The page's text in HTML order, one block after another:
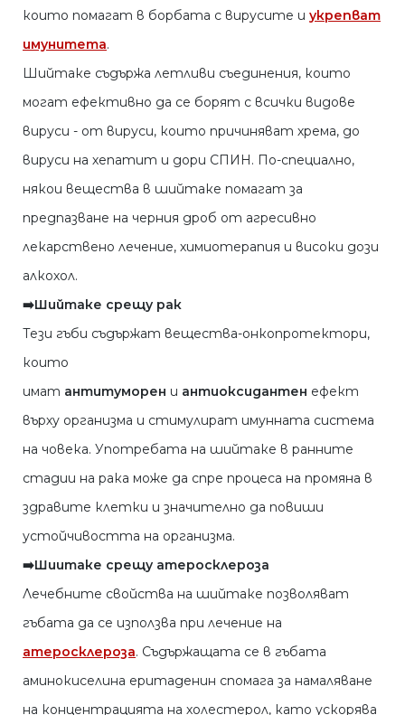
които помагат в борбата с вирусите и укрепват
имунитета.
Шийтаке съдържа летливи съединения, които
могат ефективно да се борят с всички видове
вируси - от вируси, които причиняват хрема, до
вируси на хепатит и дори СПИН. По-специално,
някои вещества в шийтаке помагат за
предпазване на черния дроб от агресивно
лекарствено лечение, химиотерапия и високи дози
алкохол.
➡️Шийтаке срещу рак
Тези гъби съдържат вещества-онкопротектори,
които
имат антитуморен и антиоксидантен ефект
върху организма и стимулират имунната система
на човека. Употребата на шийтаке в ранните
стадии на рака може да спре процеса на промяна в
здравите клетки и значително да повиши
устойчивостта на организма.
➡️Шиитаке срещу атеросклероза
Лечебните свойства на шийтаке позволяват
гъбата да се използва при лечение на
атеросклероза. Съдържащата се в гъбата
аминокиселина еритаденин спомага за намаляване
на концентрацията на холестерол, като ускорява